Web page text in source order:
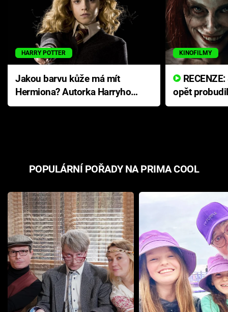
HARRY POTTER
Jakou barvu kůže má mít
Hermiona? Autorka Harryho
Pottera přišla s ráznou
KINOFILMY
opět
přichází s
POPULÁRNÍ POŘADY NA PRIMA COOL